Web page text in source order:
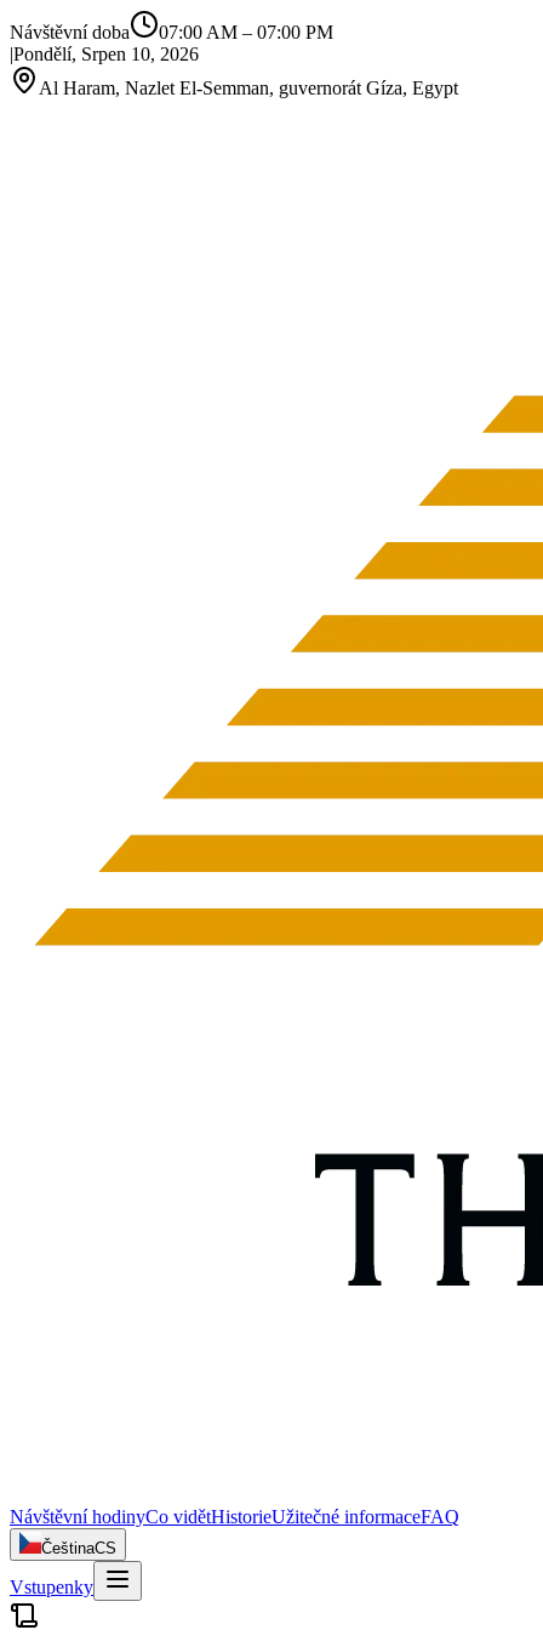
Návštěvní doba 07:00 AM – 07:00 PM
|Pondělí, Srpen 10, 2026
Al Haram, Nazlet El‑Semman, guvernorát Gíza, Egypt
Návštěvní hodinyCo vidětHistorieUžitečné informaceFAQ
ČeštinaCS
Vstupenky